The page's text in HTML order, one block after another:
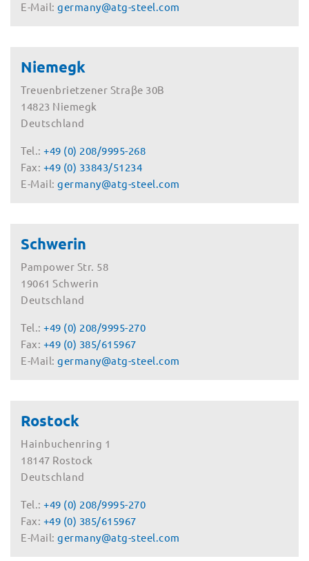
E-Mail: germany@atg-steel.com
Niemegk
Treuenbrietzener Straβe 30B
14823 Niemegk
Deutschland
Tel.: +49 (0) 208/9995-268
Fax: +49 (0) 33843/51234
E-Mail: germany@atg-steel.com
Schwerin
Pampower Str. 58
19061 Schwerin
Deutschland
Tel.: +49 (0) 208/9995-270
Fax: +49 (0) 385/615967
E-Mail: germany@atg-steel.com
Rostock
Hainbuchenring 1
18147 Rostock
Deutschland
Tel.: +49 (0) 208/9995-270
Fax: +49 (0) 385/615967
E-Mail: germany@atg-steel.com